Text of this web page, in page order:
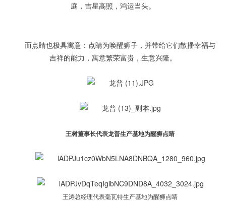
庭，吉星高照，鸿运当头。
而点睛也极具寓意：点睛为唤醒狮子，并带给它们散播幸福与
吉祥的能力，寓意繁荣富贵，生意兴隆。
王树董事长代表龙普生产基地为醒狮点睛
王涛总经理代表毫瓦特生产基地为醒狮点睛